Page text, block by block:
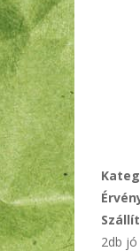
2db